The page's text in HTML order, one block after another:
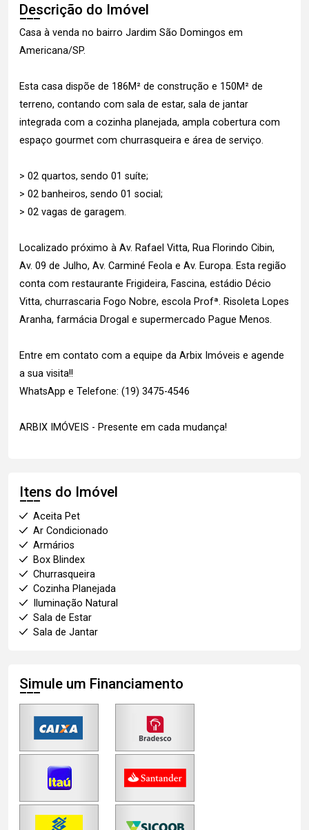
Descrição do Imóvel
Casa à venda no bairro Jardim São Domingos em
Americana/SP.
Esta casa dispõe de 186M² de construção e 150M² de
terreno, contando com sala de estar, sala de jantar
integrada com a cozinha planejada, ampla cobertura com
espaço gourmet com churrasqueira e área de serviço.
> 02 quartos, sendo 01 suíte;
> 02 banheiros, sendo 01 social;
> 02 vagas de garagem.
Localizado próximo à Av. Rafael Vitta, Rua Florindo Cibin,
Av. 09 de Julho, Av. Carminé Feola e Av. Europa. Esta região
conta com restaurante Frigideira, Fascina, estádio Décio
Vitta, churrascaria Fogo Nobre, escola Profª. Risoleta Lopes
Aranha, farmácia Drogal e supermercado Pague Menos.
Entre em contato com a equipe da Arbix Imóveis e agende
a sua visita!!
WhatsApp e Telefone: (19) 3475-4546
ARBIX IMÓVEIS - Presente em cada mudança!
Itens do Imóvel
Aceita Pet
Ar Condicionado
Armários
Box Blindex
Churrasqueira
Cozinha Planejada
Iluminação Natural
Sala de Estar
Sala de Jantar
Simule um Financiamento